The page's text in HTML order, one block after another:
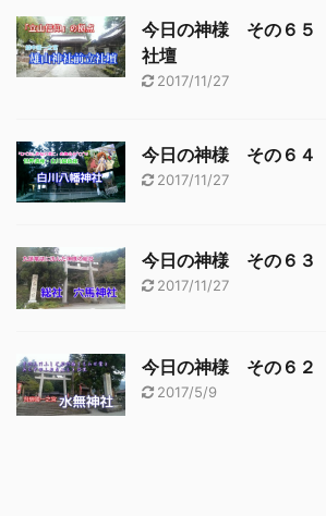
今日の神様 その６５
社壇
2017/11/27
今日の神様 その６４
2017/11/27
今日の神様 その６３
2017/11/27
今日の神様 その６２
2017/5/9